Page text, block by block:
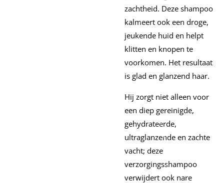
zachtheid. Deze shampoo
kalmeert ook een droge,
jeukende huid en helpt
klitten en knopen te
voorkomen. Het resultaat
is glad en glanzend haar.
Hij zorgt niet alleen voor
een diep gereinigde,
gehydrateerde,
ultraglanzende en zachte
vacht; deze
verzorgingsshampoo
verwijdert ook nare